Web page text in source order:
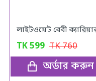
TK599 TK760
অর্ডার করুন